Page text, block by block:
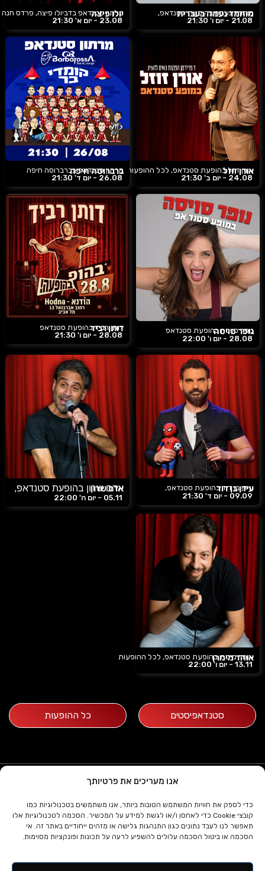
אנו מעריכים את פרטיותך
כדי לספק את חוויות המשתמש הטובות ביותר, אנו משתמשים בטכנולוגיות כמו
קובצי Cookie כדי לאחסן ו/או לגשת למידע על המכשיר. הסכמה לטכנולוגיות אלו
תאפשר לנו לעבד נתונים כגון התנהגות גלישה או מזהים ייחודיים באתר זה. אי
הסכמה או ביטול הסכמה עלולים להשפיע לרעה על תכונות ופונקציות מסוימות.
מוחמד נעמה בעברית
מוחמד נעמה בהופעת סטנדאפ,
21.08 -
יום ו' 21:30
יולו פיצה
מרתון סטנדאפ בדביולו פיצה, פרדס חנה
23.08 -
יום א' 21:30
אורן זוזל
אורן זוזל בהופעת סטנדאפ, לכל ההופעות
24.08 -
יום ב' 21:30
ברברוסה חיפה
מרתון סטנדאפ בברברוסה חיפה
26.08 -
יום ד' 21:30
נופר סויסה
נופר סויסה בהופעת סטנדאפ
28.08 -
יום ו' 22:00
דותן רביד
דותן רביד בהופעת סטנדאפ
28.08 -
יום ו' 21:30
עידן בן דוד
עידן בן דוד בהופעת סטנדאפ,
09.09 -
יום ד' 21:30
אדם שרון
אדם שרון בהופעת סטנדאפ,
05.11 - יום ה' 22:00
אוהד מימרן
אוהד מימרן בהופעת סטנדאפ, לכל ההופעות
13.11 -
יום ו' 22:00
סטנדאפיסטים כל ההופעות
zoa קומדי בר
דניאל פריש 1, תל אביב
מידע תפריט
ד. פרידמן הפקות
תקנון ותנאי
לוח הופעות
הופעות פרטיות
03-5607075
א'-ה' שעות 10:00- 15:30